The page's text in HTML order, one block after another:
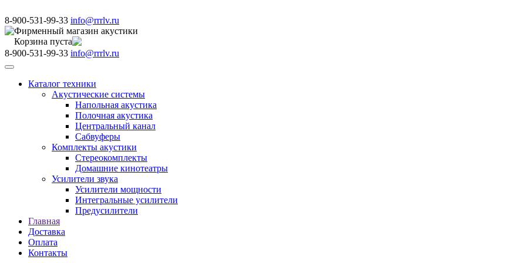
8-900-531-99-33 info@rrrlv.ru
Фирменный магазин акустики
Корзина пуста
8-900-531-99-33 info@rrrlv.ru
Меню
Каталог техники
Акустические системы
Напольная акустика
Полочная акустика
Центральный канал
Сабвуферы
Комплекты акустики
Стереокомплекты
Домашние кинотеатры
Усилители звука
Усилители мощности
Интегральные усилители
Предусилители
Главная
Доставка
Оплата
Контакты